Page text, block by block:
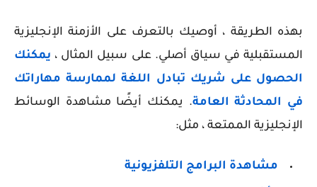
بهذه الطريقة ، أوصيك بالتعرف على الأزمنة الإنجليزية
المستقبلية في سياق أصلي. على سبيل المثال ، يمكنك
الحصول على شريك تبادل اللغة لممارسة مهاراتك
في المحادثة العامة. يمكنك أيضًا مشاهدة الوسائط
الإنجليزية الممتعة ، مثل:
مشاهدة البرامج التلفزيونية